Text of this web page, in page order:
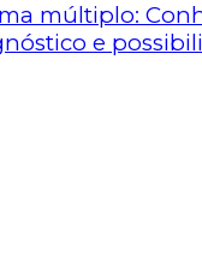
múltiplo:
e